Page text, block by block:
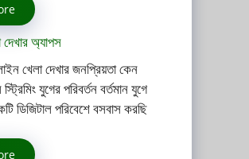
দেখার অ্যাপস
খেলা দেখার জনপ্রিয়তা কেন
যুগের পরিবর্তন বর্তমান যুগে
ডিজিটাল পরিবেশে বসবাস করছি